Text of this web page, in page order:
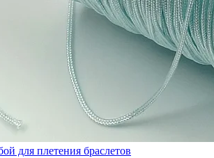
для плетения браслетов